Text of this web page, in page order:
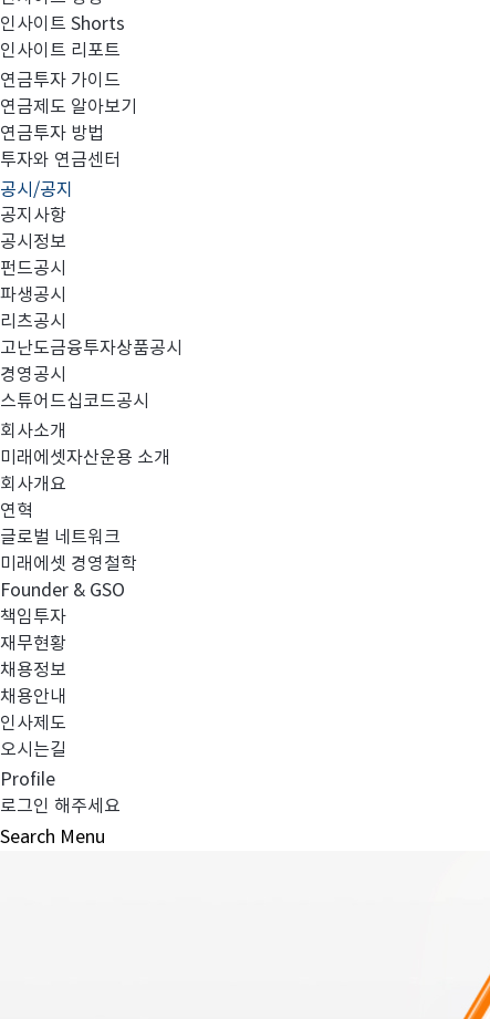
인사이트 Shorts
인사이트 리포트
연금투자 가이드
연금제도 알아보기
연금투자 방법
투자와 연금센터
공시/공지
공지사항
공시정보
펀드공시
파생공시
리츠공시
고난도금융투자상품공시
경영공시
스튜어드십코드공시
회사소개
미래에셋자산운용 소개
회사개요
연혁
글로벌 네트워크
미래에셋 경영철학
Founder & GSO
책임투자
재무현황
채용정보
채용안내
인사제도
오시는길
Profile
로그인 해주세요
Search Menu
미래에셋그룹 임직원 SNS 사칭계정 유의사항 안내